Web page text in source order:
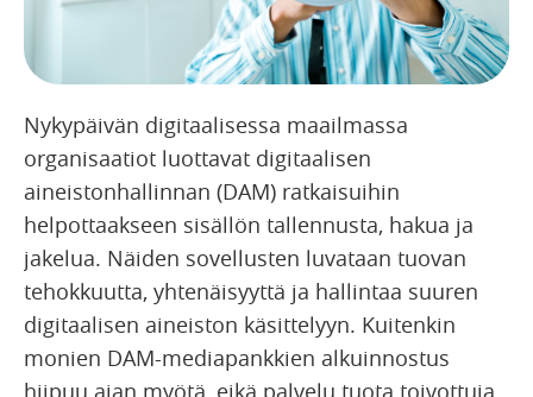
Nykypäivän digitaalisessa maailmassa
organisaatiot luottavat digitaalisen
aineistonhallinnan (DAM) ratkaisuihin
helpottaakseen sisällön tallennusta, hakua ja
jakelua. Näiden sovellusten luvataan tuovan
tehokkuutta, yhtenäisyyttä ja hallintaa suuren
digitaalisen aineiston käsittelyyn. Kuitenkin
monien DAM-mediapankkien alkuinnostus
hiipuu ajan myötä, eikä palvelu tuota toivottuja